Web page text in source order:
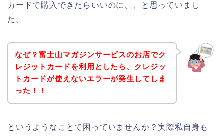
カードで購入できたらいいのに、、と思っていまし
た。
なぜ？富士山マガジンサービスのお店でク
レジットカードを利用としたら、クレジッ
トカードが使えないエラーが発生してしま
った！！
というようなことで困っていませんか？実際私自身も